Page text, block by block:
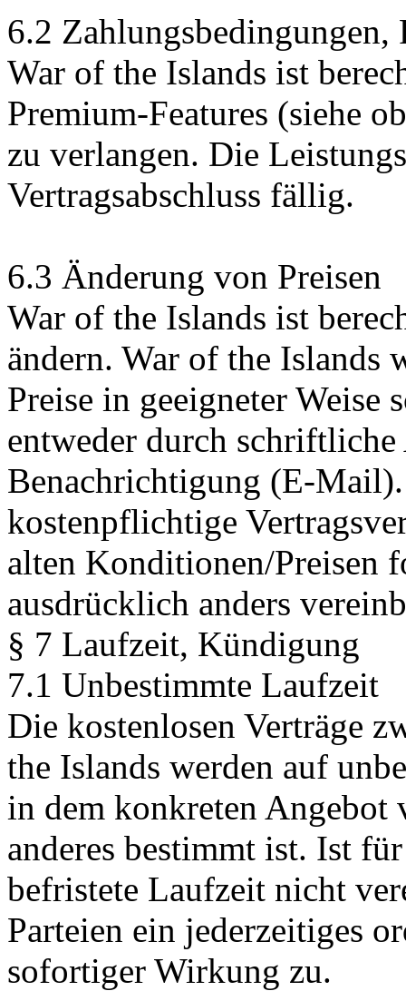
6.2
War of the Islands ist
Premium-Features (siehe
zu verlangen. Die
Vertragsabschluss fällig.
6.3 Änderung von Preisen
War of the Islands ist
ändern. War of the Islands
Preise in geeigneter
entweder durch
Benachrichtigung (E-Mail).
kostenpflichtige
alten Konditionen/Preisen
ausdrücklich anders
§ 7 Laufzeit, Kündigung
7.1 Unbestimmte Laufzeit
Die kostenlosen Verträge
the Islands werden auf
in dem konkreten Angebot
anderes bestimmt ist. Ist
befristete Laufzeit nicht
Parteien ein jederzeitiges
sofortiger Wirkung zu.